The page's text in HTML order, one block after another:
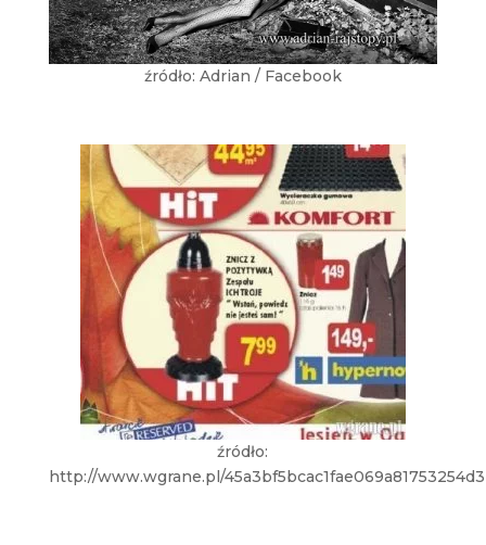
źródło: Adrian / Facebook
źródło:
http://www.wgrane.pl/